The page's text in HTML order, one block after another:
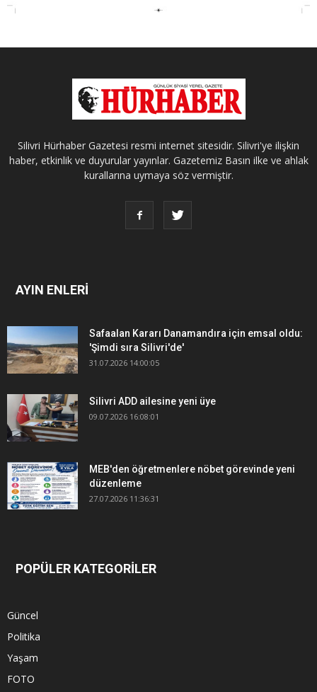
Silivri Hürhaber Gazetesi resmi internet sitesidir. Silivri'ye ilişkin
haber, etkinlik ve duyurular yayınlar. Gazetemiz Basın ilke ve ahlak
kurallarına uymaya söz vermiştir.
AYIN ENLERİ
Safaalan Kararı Danamandıra için emsal oldu:
'Şimdi sıra Silivri'de'
31.07.2026 14:00:05
Silivri ADD ailesine yeni üye
09.07.2026 16:08:01
MEB'den öğretmenlere nöbet görevinde yeni
düzenleme
27.07.2026 11:36:31
POPÜLER KATEGORİLER
Güncel
Politika
Yaşam
FOTO